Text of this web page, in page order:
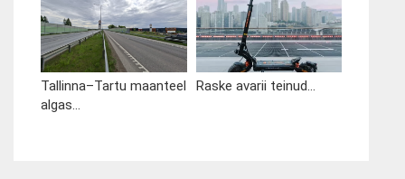
Tallinna–Tartu maanteel
algas...
Raske avarii teinud...